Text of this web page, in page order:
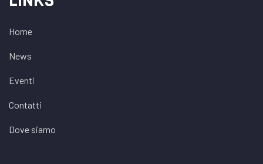
Home
News
Eventi
Contatti
Dove siamo